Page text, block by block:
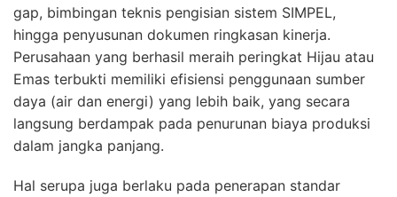
gap, bimbingan teknis pengisian sistem SIMPEL,
hingga penyusunan dokumen ringkasan kinerja.
Perusahaan yang berhasil meraih peringkat Hijau atau
Emas terbukti memiliki efisiensi penggunaan sumber
daya (air dan energi) yang lebih baik, yang secara
langsung berdampak pada penurunan biaya produksi
dalam jangka panjang.
Hal serupa juga berlaku pada penerapan standar